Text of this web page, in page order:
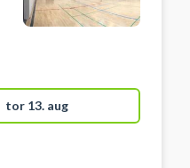
tor 13. aug